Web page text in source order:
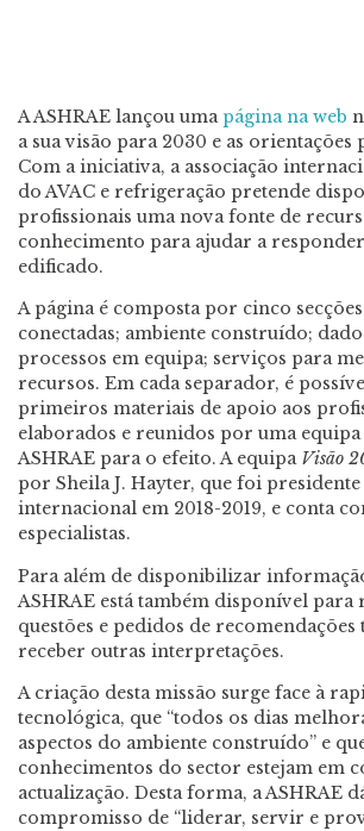
A ASHRAE lançou umapágina na web
a sua visão para 2030 e as orientações
Com a iniciativa, a associação
do AVAC e refrigeração pretende
profissionais uma nova fonte de
conhecimento para ajudar a
edificado.
A página é composta por cinco
conectadas; ambiente construído;
processos em equipa; serviços para
recursos. Em cada separador, é
primeiros materiais de apoio aos
elaborados e reunidos por uma
ASHRAE para o efeito. A equipaVisão
por Sheila J. Hayter, que foi presidente
internacional em 2018-2019, e conta
especialistas.
Para além de disponibilizar
ASHRAE está também disponível para
questões e pedidos de recomendações
receber outras interpretações.
A criação desta missão surge face à
tecnológica, que “todos os dias
aspectos do ambiente construído” e
conhecimentos do sector estejam em
actualização. Desta forma, a ASHRAE
compromisso de “liderar, servir e